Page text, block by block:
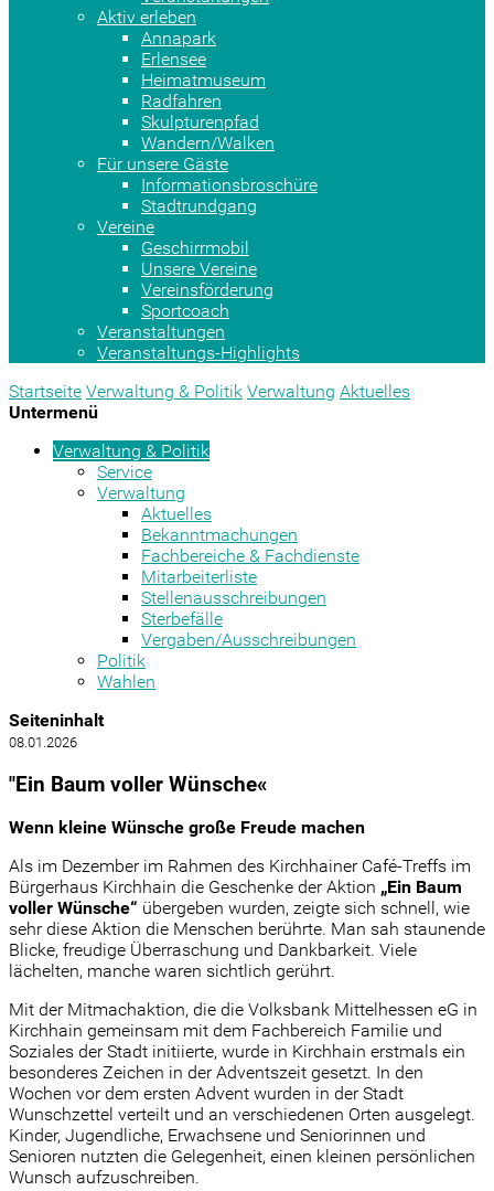
Aktiv erleben
Annapark
Erlensee
Heimatmuseum
Radfahren
Skulpturenpfad
Wandern/Walken
Für unsere Gäste
Informationsbroschüre
Stadtrundgang
Vereine
Geschirrmobil
Unsere Vereine
Vereinsförderung
Sportcoach
Veranstaltungen
Veranstaltungs-Highlights
Startseite Verwaltung & Politik Verwaltung Aktuelles
Untermenü
Verwaltung & Politik
Service
Verwaltung
Aktuelles
Bekanntmachungen
Fachbereiche & Fachdienste
Mitarbeiterliste
Stellenausschreibungen
Sterbefälle
Vergaben/Ausschreibungen
Politik
Wahlen
Seiteninhalt
08.01.2026
"Ein Baum voller Wünsche«
Wenn kleine Wünsche große Freude machen
Als im Dezember im Rahmen des Kirchhainer Café-Treffs im
Bürgerhaus Kirchhain die Geschenke der Aktion „Ein Baum
voller Wünsche“ übergeben wurden, zeigte sich schnell, wie
sehr diese Aktion die Menschen berührte. Man sah staunende
Blicke, freudige Überraschung und Dankbarkeit. Viele
lächelten, manche waren sichtlich gerührt.
Mit der Mitmachaktion, die die Volksbank Mittelhessen eG in
Kirchhain gemeinsam mit dem Fachbereich Familie und
Soziales der Stadt initiierte, wurde in Kirchhain erstmals ein
besonderes Zeichen in der Adventszeit gesetzt. In den
Wochen vor dem ersten Advent wurden in der Stadt
Wunschzettel verteilt und an verschiedenen Orten ausgelegt.
Kinder, Jugendliche, Erwachsene und Seniorinnen und
Senioren nutzten die Gelegenheit, einen kleinen persönlichen
Wunsch aufzuschreiben.